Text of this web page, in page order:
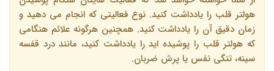
هولتر قلب را یادداشت کنید. نوع فعالیتی که انجام می دهید و
زمان دقیق آن را یادداشت کنید. همچنین هرگونه علائم هنگامی
که هولتر قلب را پوشیده اید را یادداشت کنید، مانند درد قفسه
سینه، تنگی نفس یا پرش ضربان.